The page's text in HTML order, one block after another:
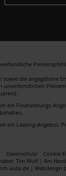
sowie die angegebene
unverbindlichen
ein Finanzierungs-
ein Leasing-Angebot.
Datenschutz
Cookie
Tim Wulf | Am
auto.de | Webdesign